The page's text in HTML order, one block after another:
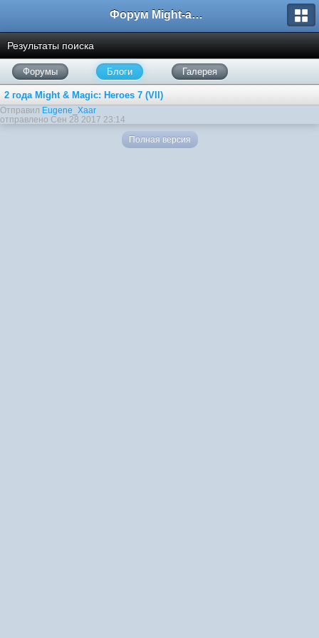
Форум Might-and-Magic.ru
Результаты поиска
Форумы Блоги Галерея
2 года Might & Magic: Heroes 7 (VII)
Отправил Eugene_Xaar
отправлено Сен 28 2017 23:14
Полная версия